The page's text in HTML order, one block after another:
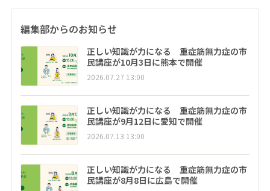
編集部からのお知らせ
正しい知識が力になる 重症筋無力症の市
民講座が10月3日に熊本で開催
2026.07.27 13:00
正しい知識が力になる 重症筋無力症の市
民講座が9月12日に愛知で開催
2026.07.13 13:00
正しい知識が力になる 重症筋無力症の市
民講座が8月8日に広島で開催